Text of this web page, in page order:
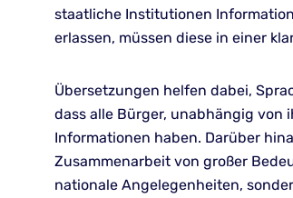
staatliche Institutionen
erlassen, müssen diese in einer
Übersetzungen helfen dabei,
dass alle Bürger, unabhängig
Informationen haben. Darüber
Zusammenarbeit von großer
nationale Angelegenheiten,